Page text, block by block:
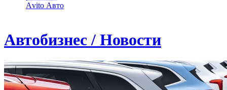
Аvito Авто
Автобизнес / Новости